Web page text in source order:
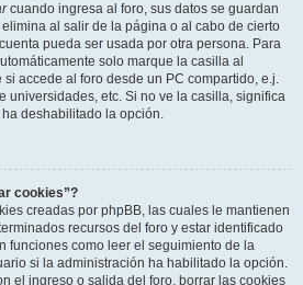
cuando ingresa al foro, sus datos se guardan
al salir de la página o al cabo de cierto
pueda ser usada por otra persona. Para
solo marque la casilla al
accede al foro desde un PC compartido, e.j.
universidades, etc. Si no ve la casilla, significa
deshabilitado la opción.
cookies”?
creadas por phpBB, las cuales le mantienen
recursos del foro y estar identificado
funciones como leer el seguimiento de la
si la administración ha habilitado la opción.
el ingreso o salida del foro, borrar las cookies